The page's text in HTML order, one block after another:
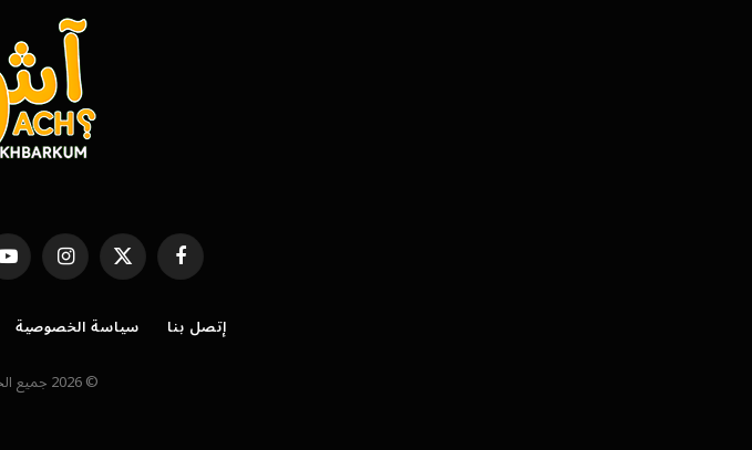
فيسبوك X
(Twitter)
الانستغرام
إتصل بنا سياسة الخصوصية
© 2026 جميع الحقوق محفوظة.